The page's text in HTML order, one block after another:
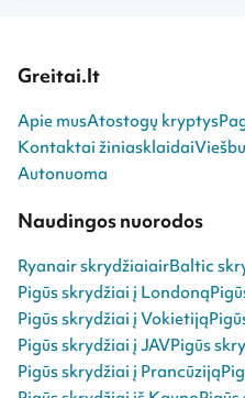
Greitai.lt
Apie musAtostogų kryptys
Kontaktai žiniasklaidai
Autonuoma
Naudingos nuorodos
Ryanair skrydžiaiairBaltic
Pigūs skrydžiai į Londoną
Pigūs skrydžiai į Vokietiją
Pigūs skrydžiai į JAVPigūs
Pigūs skrydžiai į Prancūziją